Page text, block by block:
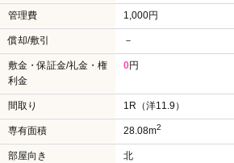
管理費 1,000円
償却/敷引 －
敷金・保証金/礼金・権
利金
0円
間取り 1R（洋11.9）
専有面積 28.08m2
部屋向き 北